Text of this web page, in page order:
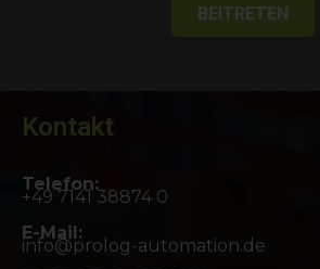
BEITRETEN
Kontakt
Telefon:
+49 7141 38874 0
E-Mail:
info@prolog-automation.de